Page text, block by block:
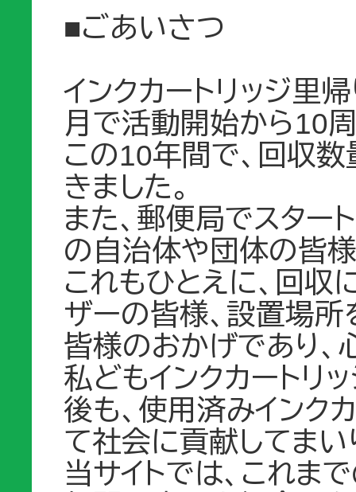
■ごあいさつ
インクカートリッジ里
月で活動開始から10
この10年間で、回収
きました。
また、郵便局でスター
の自治体や団体の皆
これもひとえに、回
ザーの皆様、設置場
皆様のおかげであり、
私どもインクカートリ
後も、使用済みインク
て社会に貢献してまい
当サイトでは、これま